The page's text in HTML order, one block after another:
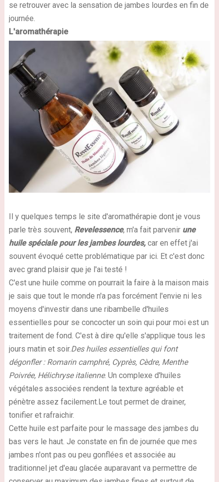
se retrouver avec la sensation de jambes lourdes en fin de
journée.
L'aromathérapie
Il y quelques temps le site d'aromathérapie dont je vous
parle très souvent, Revelessence, m'a fait parvenir une
huile spéciale pour les jambes lourdes,car en effet j'ai
souvent évoqué cette problématique par ici. Et c'est donc
avec grand plaisir que je l'ai testé !
C'est une huile comme on pourrait la faire à la maison mais
je sais que tout le monde n'a pas forcément l'envie ni les
moyens d'investir dans une ribambelle d'huiles
essentielles pour se concocter un soin qui pour moi est un
traitement de fond. C'est à dire qu'elle s'applique tous les
jours matin et soir.Des huiles essentielles qui font
dégonfler : Romarin camphré, Cyprès, Cèdre, Menthe
Poivrée, Hélichryse italienne. Un complexe d'huiles
végétales associées rendent la texture agréable et
pénètre assez facilement.Le tout permet de drainer,
tonifier et rafraichir.
Cette huile est parfaite pour le massage des jambes du
bas vers le haut. Je constate en fin de journée que mes
jambes n'ont pas ou peu gonflées et associée au
traditionnel jet d'eau glacée auparavant va permettre de